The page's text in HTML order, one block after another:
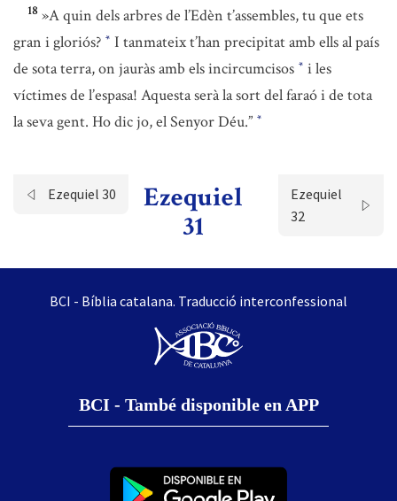
18 »A quin dels arbres de l’Edèn t’assembles, tu que ets
gran i gloriós? * I tanmateix t’han precipitat amb ells al país
de sota terra, on jauràs amb els incircumcisos * i les
víctimes de l’espasa! Aquesta serà la sort del faraó i de tota
la seva gent. Ho dic jo, el Senyor Déu.” *
Ezequiel 30
Ezequiel
31
Ezequiel
32
BCI - Bíblia catalana. Traducció interconfessional
BCI - També disponible en APP